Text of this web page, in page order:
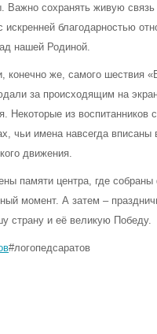
сохранять живую связь
благодарностью
нашей Родиной.
же, самого шествия
за происходящим на
Некоторые из воспитанников
чьи имена навсегда
движения.
памяти центра, где
момент. А затем –
страну и её великую Победу.
#логопедсаратов